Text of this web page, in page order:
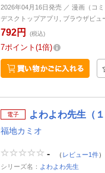
2026年04月16日発売 ／ 漫画（コ
デスクトップアプリ, ブラウザビュ
792円 (税込)
7ポイント 1倍
電子 よわよわ先生（
福地カミオ
- （ レビュー1件）
シリーズ名： よわよわ先生